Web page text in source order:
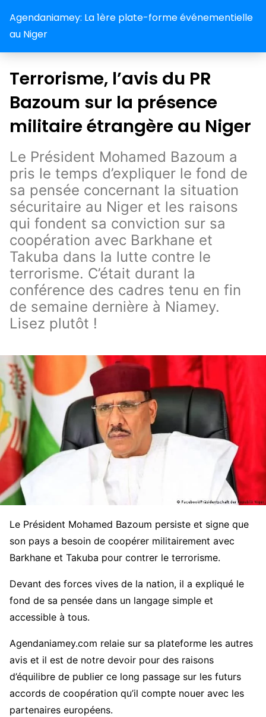
Agendaniamey: La 1ère plate-forme événementielle
au Niger
Terrorisme, l’avis du PR
Bazoum sur la présence
militaire étrangère au Niger
Le Président Mohamed Bazoum a
pris le temps d’expliquer le fond de
sa pensée concernant la situation
sécuritaire au Niger et les raisons
qui fondent sa conviction sur sa
coopération avec Barkhane et
Takuba dans la lutte contre le
terrorisme. C’était durant la
conférence des cadres tenu en fin
de semaine dernière à Niamey.
Lisez plutôt !
Le Président Mohamed Bazoum persiste et signe que
son pays a besoin de coopérer militairement avec
Barkhane et Takuba pour contrer le terrorisme.
Devant des forces vives de la nation, il a expliqué le
fond de sa pensée dans un langage simple et
accessible à tous.
Agendaniamey.com relaie sur sa plateforme les autres
avis et il est de notre devoir pour des raisons
d’équilibre de publier ce long passage sur les futurs
accords de coopération qu’il compte nouer avec les
partenaires européens.